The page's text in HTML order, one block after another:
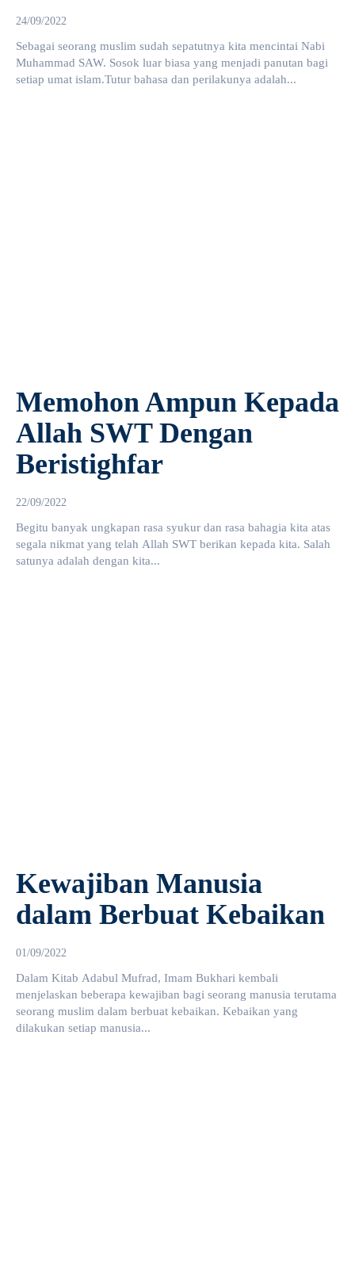
24/09/2022
Sebagai seorang muslim sudah sepatutnya kita mencintai Nabi
Muhammad SAW. Sosok luar biasa yang menjadi panutan bagi
setiap umat islam.Tutur bahasa dan perilakunya adalah...
Memohon Ampun Kepada
Allah SWT Dengan
Beristighfar
22/09/2022
Begitu banyak ungkapan rasa syukur dan rasa bahagia kita atas
segala nikmat yang telah Allah SWT berikan kepada kita. Salah
satunya adalah dengan kita...
Kewajiban Manusia
dalam Berbuat Kebaikan
01/09/2022
Dalam Kitab Adabul Mufrad, Imam Bukhari kembali
menjelaskan beberapa kewajiban bagi seorang manusia terutama
seorang muslim dalam berbuat kebaikan. Kebaikan yang
dilakukan setiap manusia...